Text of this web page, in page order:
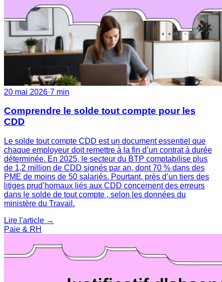
20 mai 2026·7 min
Comprendre le solde tout compte pour les
CDD
Le solde tout compte CDD est un document essentiel que
chaque employeur doit remettre à la fin d’un contrat à durée
déterminée. En 2025, le secteur du BTP comptabilise plus
de 1,2 million de CDD signés par an, dont 70 % dans des
PME de moins de 50 salariés. Pourtant, près d’un tiers des
litiges prud’homaux liés aux CDD concernent des erreurs
dans le solde de tout compte , selon les données du
ministère du Travail.
Lire l'article →
Paie & RH